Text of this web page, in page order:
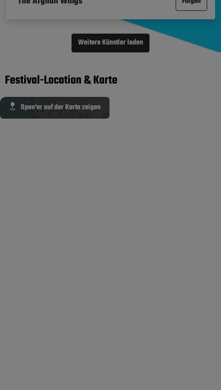
Weitere Künstler laden
Festival-Location & Karte
Open'er auf der Karte zeigen